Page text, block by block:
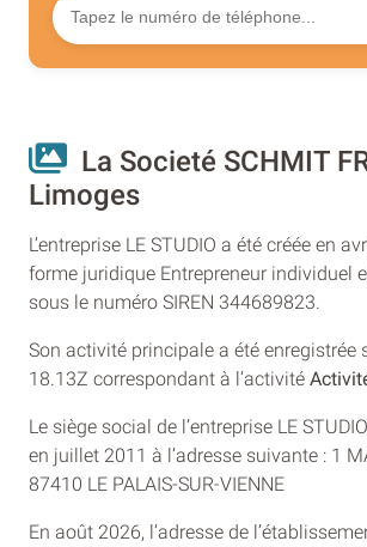
La Societé SCHMIT
Limoges
L’entreprise LE STUDIO a été créée en
forme juridique Entrepreneur individuel
sous le numéro SIREN 344689823.
Son activité principale a été enregistrée
18.13Z correspondant à l’activité
Le siège social de l’entreprise LE
en juillet 2011 à l’adresse suivante : 1
87410 LE PALAIS-SUR-VIENNE
En août 2026, l’adresse de